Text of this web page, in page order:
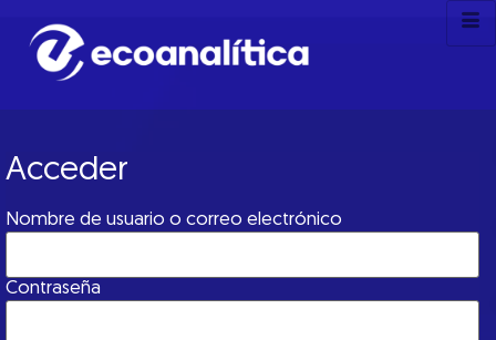
Acceder
Nombre de usuario o correo electrónico
Contraseña